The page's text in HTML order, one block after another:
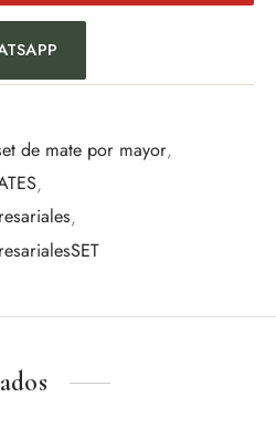
valoran los detalles y la
de mate por mayor,
,
,